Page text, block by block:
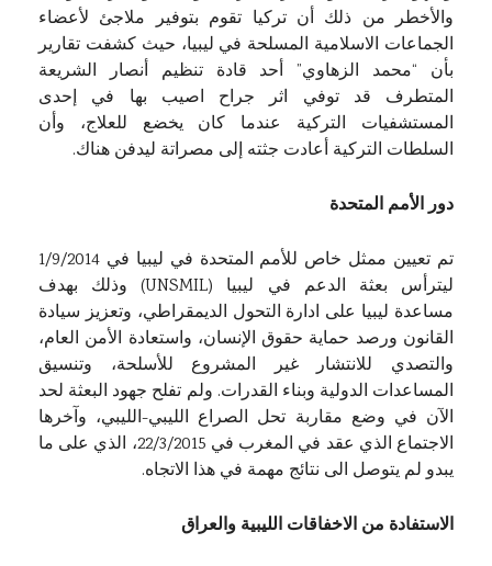
والأخطر من ذلك أن تركيا تقوم بتوفير ملاجئ لأعضاء
الجماعات الاسلامية المسلحة في ليبيا، حيث كشفت تقارير
بأن “محمد الزهاوي” أحد قادة تنظيم أنصار الشريعة
المتطرف قد توفي اثر جراح اصيب بها في إحدى
المستشفيات التركية عندما كان يخضع للعلاج، وأن
السلطات التركية أعادت جثته إلى مصراتة ليدفن هناك.
دور الأمم المتحدة
تم تعيين ممثل خاص للأمم المتحدة في ليبيا في 1/9/2014
ليترأس بعثة الدعم في ليبيا (UNSMIL) وذلك بهدف
مساعدة ليبيا على ادارة التحول الديمقراطي، وتعزيز سيادة
القانون ورصد حماية حقوق الإنسان، واستعادة الأمن العام،
والتصدي للانتشار غير المشروع للأسلحة، وتنسيق
المساعدات الدولية وبناء القدرات. ولم تفلح جهود البعثة لحد
الآن في وضع مقاربة تحل الصراع الليبي-الليبي، وآخرها
الاجتماع الذي عقد في المغرب في 22/3/2015، الذي على ما
يبدو لم يتوصل الى نتائج مهمة في هذا الاتجاه.
الاستفادة من الاخفاقات الليبية والعراق